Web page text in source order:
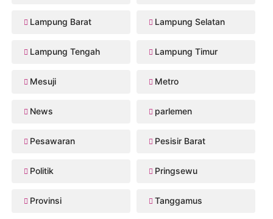
Lampung Barat Lampung Selatan
Lampung Tengah Lampung Timur
Mesuji Metro
News parlemen
Pesawaran Pesisir Barat
Politik Pringsewu
Provinsi Tanggamus